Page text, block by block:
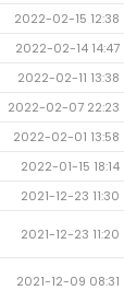
2022-02-15 12:38
2022-02-14 14:47
2022-02-11 13:38
2022-02-07 22:23
2022-02-01 13:58
2022-01-15 18:14
2021-12-23 11:30
2021-12-23 11:20
2021-12-09 08:31